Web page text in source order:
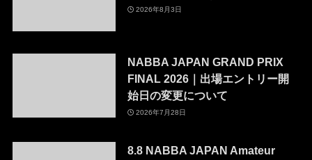
2026年8月3日
NABBA JAPAN GRAND PRIX
FINAL 2026｜出場エントリー開
始日の変更について
2026年7月28日
8.8 NABBA JAPAN Amateur